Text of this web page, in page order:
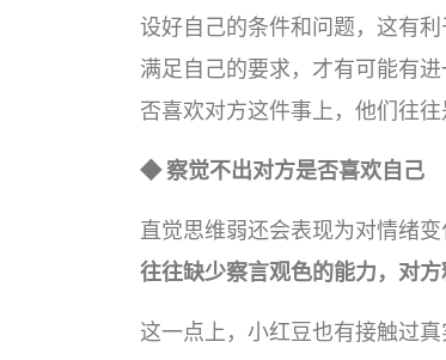
设好自己的条件和问题，这有
满足自己的要求，才有可能有
否喜欢对方这件事上，他们往往
◆ 察觉不出对方是否喜欢自己
直觉思维弱还会表现为对情绪
往往缺少察言观色的能力，对
这一点上，小红豆也有接触过